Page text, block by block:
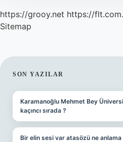
https://grooy.net https://
Sitemap
SIDEBAR
SON YAZILAR
Karamanoğlu Mehmet Bey
kaçıncı sırada ?
Bir elin sesi var atasözü ne anlama